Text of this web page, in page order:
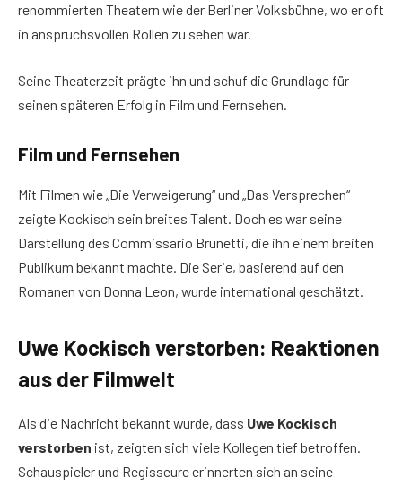
renommierten Theatern wie der Berliner Volksbühne, wo er oft
in anspruchsvollen Rollen zu sehen war.
Seine Theaterzeit prägte ihn und schuf die Grundlage für
seinen späteren Erfolg in Film und Fernsehen.
Film und Fernsehen
Mit Filmen wie „Die Verweigerung“ und „Das Versprechen“
zeigte Kockisch sein breites Talent. Doch es war seine
Darstellung des Commissario Brunetti, die ihn einem breiten
Publikum bekannt machte. Die Serie, basierend auf den
Romanen von Donna Leon, wurde international geschätzt.
Uwe Kockisch verstorben: Reaktionen
aus der Filmwelt
Als die Nachricht bekannt wurde, dass Uwe Kockisch
verstorben ist, zeigten sich viele Kollegen tief betroffen.
Schauspieler und Regisseure erinnerten sich an seine